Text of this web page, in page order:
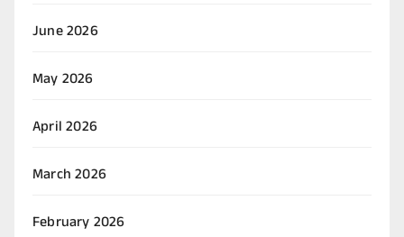
June 2026
May 2026
April 2026
March 2026
February 2026